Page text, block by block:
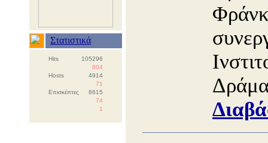
Στατιστικά
Hits
105296
804
Hosts
4914
71
Επισκέπτες
8615
74
1